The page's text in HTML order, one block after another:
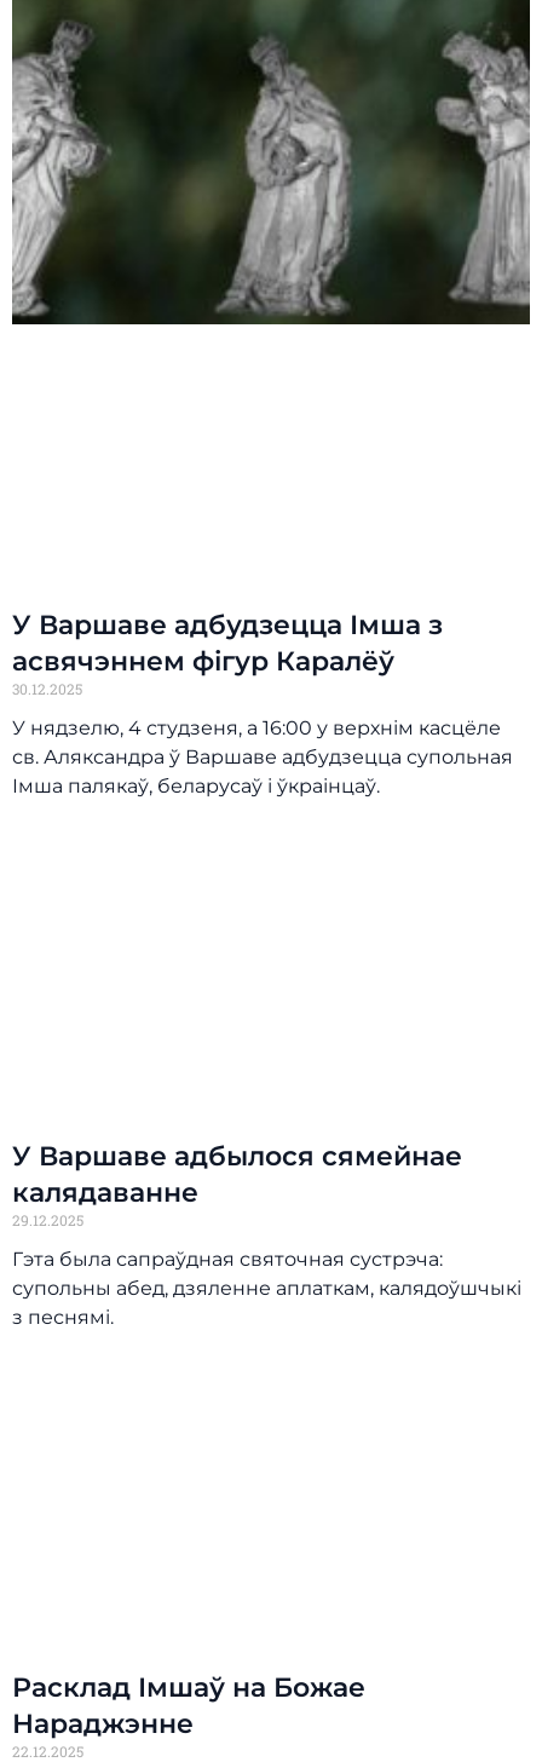
У Варшаве адбудзецца Імша з
асвячэннем фігур Каралёў
30.12.2025
У нядзелю, 4 студзеня, а 16:00 у верхнім касцёле
св. Аляксандра ў Варшаве адбудзецца супольная
Імша палякаў, беларусаў і ўкраінцаў.
У Варшаве адбылося сямейнае
калядаванне
29.12.2025
Гэта была сапраўдная святочная сустрэча:
супольны абед, дзяленне аплаткам, калядоўшчыкі
з песнямі.
Расклад Імшаў на Божае
Нараджэнне
22.12.2025